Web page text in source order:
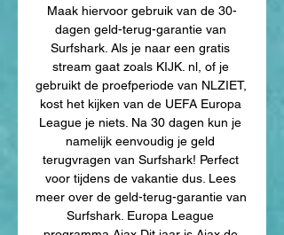
Maak hiervoor gebruik van de 30-
dagen geld-terug-garantie van
Surfshark. Als je naar een gratis
stream gaat zoals KIJK. nl, of je
gebruikt de proefperiode van NLZIET,
kost het kijken van de UEFA Europa
League je niets. Na 30 dagen kun je
namelijk eenvoudig je geld
terugvragen van Surfshark! Perfect
voor tijdens de vakantie dus. Lees
meer over de geld-terug-garantie van
Surfshark. Europa League